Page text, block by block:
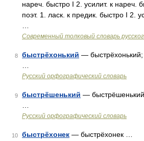
нареч. быстро I 2. усилит. к нареч.
поэт. 1. ласк. к предик. быстро I 2.
Современный толковый словарь
8 быстрёхонький —
Русский орфографический словарь
9 быстрёшенький —
Русский орфографический словарь
10 быстрёхонек — быстрёхонек …